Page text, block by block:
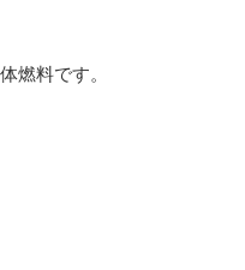
燃料です。